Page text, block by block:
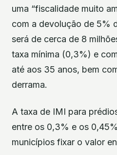
uma “fiscalidade muito
com a devolução de 5%
será de cerca de 8
taxa mínima (0,3%) e
até aos 35 anos, bem
derrama.
A taxa de IMI para
entre os 0,3% e os
municípios fixar o valor